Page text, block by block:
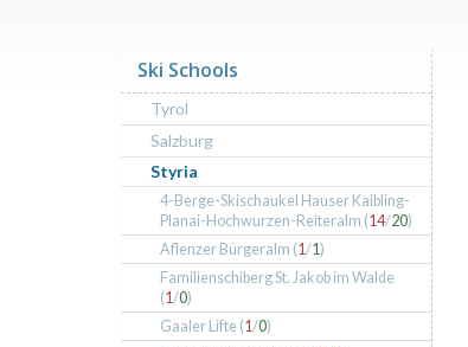
Ski Schools
Tyrol
Salzburg
Styria
4-Berge-Skischaukel Hauser Kaibling-
Planai-Hochwurzen-Reiteralm (14/20)
Aflenzer Bürgeralm (1/1)
Familienschiberg St. Jakob im Walde
(1/0)
Gaaler Lifte (1/0)